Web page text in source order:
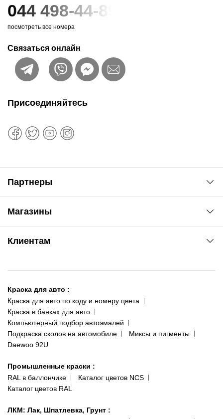
044 498-44-89
посмотреть все номера
Связаться онлайн
Магазины
ул. Рабочая, 2-а
093 611-39-23
(ориентир: Интайм №40)
Одесса
пр-т Акад. Глушко, 29
066 554-97-70
Клиентам
Доставка и оплата
Сотрудничество
Наши публикации
Публичная оферта
Политика конфиденциальности
Присоединяйтесь
Партнеры
Сервис колористам
Краска для авто :
Краска для авто по коду и номеру цвета
Краска в банках для авто
Компьютерный подбор автоэмалей
Подкраска сколов на автомобиле
Миксы и пигменты
Daewoo 92U
Промышленные краски :
RAL в баллончике
Каталог цветов NCS
Каталог цветов RAL
ЛКМ: Лак, Шпатлевка, Грунт :